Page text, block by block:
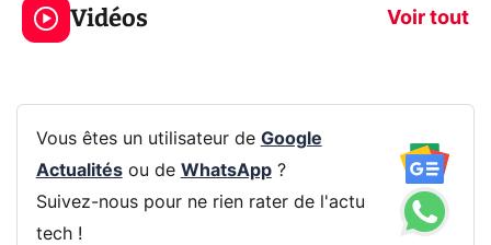
Vidéos Voir tout
CQ32G4ZA !
prochaine
Vous êtes un utilisateur de Google
Actualitésou de WhatsApp?
Suivez-nous pour ne rien rater de l'actu
tech !